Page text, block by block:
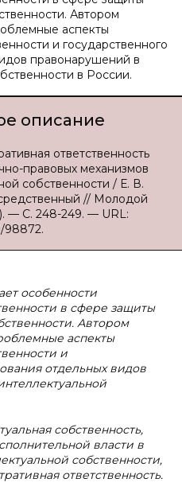
Автором
аспекты
и государственного
правонарушений в
в России.
описание
ответственность
правовых механизмов
собственности / Е. В.
// Молодой
— С. 248-249. — URL:
98872.
особенности
в сфере защиты
Автором
аспекты
и
отдельных видов
собственность,
власти в
собственности,
ответственность.